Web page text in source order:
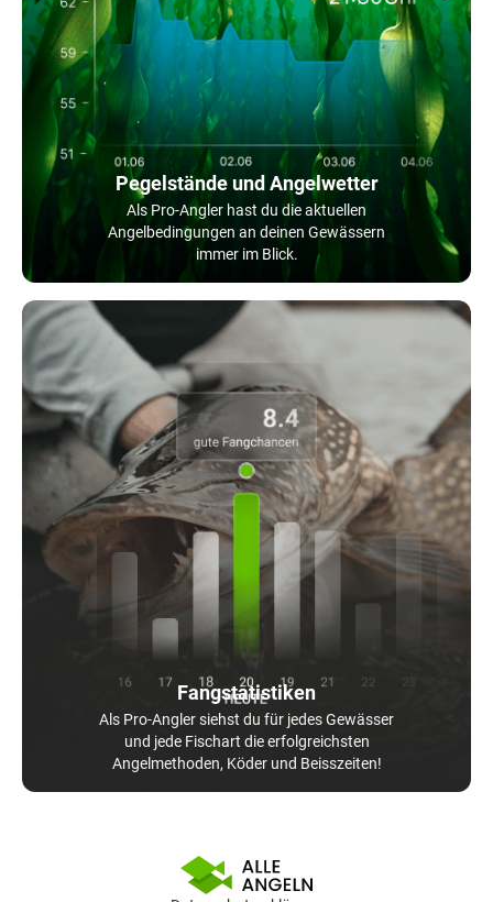
Pegelstände und Angelwetter
Als Pro-Angler hast du die aktuellen
Angelbedingungen an deinen Gewässern
immer im Blick.
Fangstatistiken
Als Pro-Angler siehst du für jedes Gewässer
und jede Fischart die erfolgreichsten
Angelmethoden, Köder und Beisszeiten!